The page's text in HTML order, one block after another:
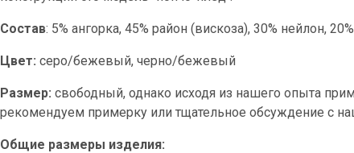
Состав: 5% ангорка, 45% район (вискоза), 30% нейлон,
Цвет: серо/бежевый, черно/бежевый
Размер: свободный, однако исходя из нашего опыта
рекомендуем примерку или тщательное обсуждение с
Общие размеры изделия: